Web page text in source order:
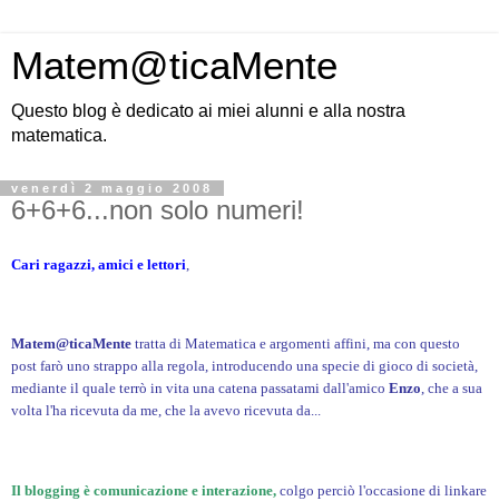
Matem@ticaMente
Questo blog è dedicato ai miei alunni e alla nostra
matematica.
venerdì 2 maggio 2008
6+6+6...non solo numeri!
Cari ragazzi, amici e lettori
Matem@ticaMente tratta di Matematica e argomenti affini, ma con questo
post farò uno strappo alla regola, introducendo una specie di gioco di società,
mediante il quale terrò in vita una catena passatami dall'amico Enzo, che a sua
volta l'ha ricevuta da me, che la avevo ricevuta da...
Il blogging è comunicazione e interazione, colgo perciò l'occasione di linkare